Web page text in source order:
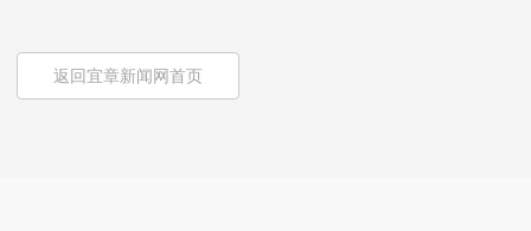
返回宜章新闻网首页